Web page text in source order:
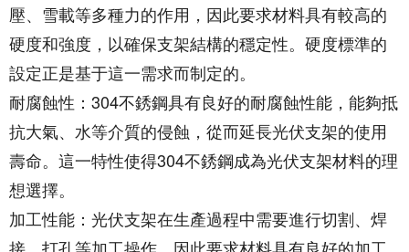
壓、雪載等多種力的作用，因此要求材料具有較高的
硬度和強度，以確保支架結構的穩定性。硬度標準的
設定正是基于這一需求而制定的。
耐腐蝕性：304不銹鋼具有良好的耐腐蝕性能，能夠抵
抗大氣、水等介質的侵蝕，從而延長光伏支架的使用
壽命。這一特性使得304不銹鋼成為光伏支架材料的理
想選擇。
加工性能：光伏支架在生產過程中需要進行切割、焊